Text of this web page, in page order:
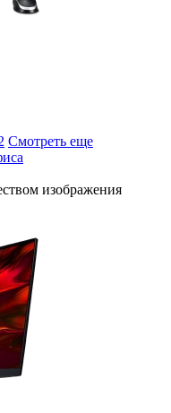
Смотреть еще
изображения